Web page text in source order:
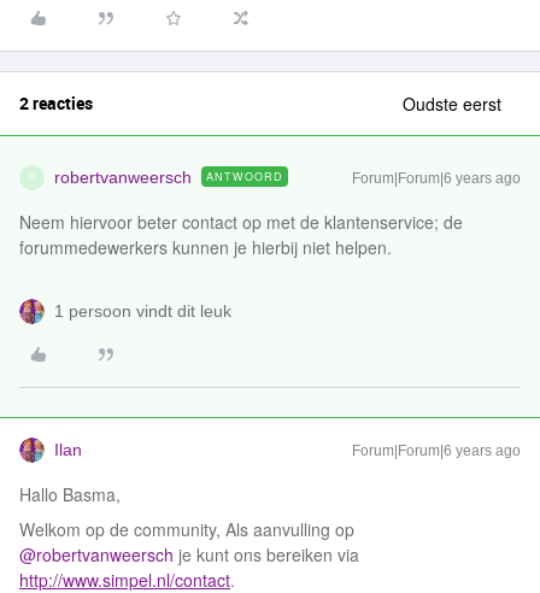
2 reacties Oudste eerst
R robertvanweersch ANTWOORD Forum|Forum|6 years ago
Neem hiervoor beter contact op met de klantenservice; de
forummedewerkers kunnen je hierbij niet helpen.
1 persoon vindt dit leuk
Ilan Forum|Forum|6 years ago
Hallo Basma,
Welkom op de community, Als aanvulling op
@robertvanweersch je kunt ons bereiken via
http://www.simpel.nl/contact.